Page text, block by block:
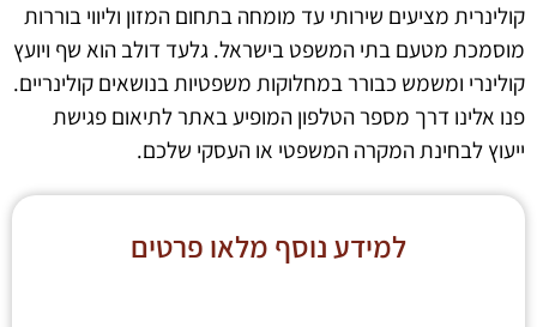
קולינרית מציעים שירותי עד מומחה בתחום המזון וליווי בוררות
מוסמכת מטעם בתי המשפט בישראל. גלעד דולב הוא שף ויועץ
קולינרי ומשמש כבורר במחלוקות משפטיות בנושאים קולינריים.
פנו אלינו דרך מספר הטלפון המופיע באתר לתיאום פגישת
ייעוץ לבחינת המקרה המשפטי או העסקי שלכם.
למידע נוסף מלאו פרטים